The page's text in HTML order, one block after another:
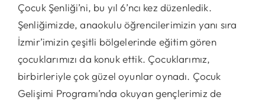
Çocuk Şenliği’ni, bu yıl 6’ncı kez düzenledik.
Şenliğimizde, anaokulu öğrencilerimizin yanı sıra
İzmir’imizin çeşitli bölgelerinde eğitim gören
çocuklarımızı da konuk ettik. Çocuklarımız,
birbirleriyle çok güzel oyunlar oynadı. Çocuk
Gelişimi Programı’nda okuyan gençlerimiz de